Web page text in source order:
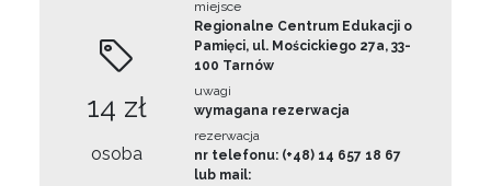
14 zł
osoba
miejsce
Regionalne Centrum Edukacji o
Pamięci, ul. Mościckiego 27a, 33-
100 Tarnów
uwagi
wymagana rezerwacja
rezerwacja
nr telefonu: (+48) 14 657 18 67
lub mail: